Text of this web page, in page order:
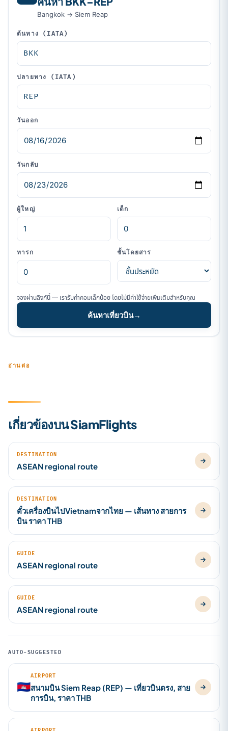
Bangkok → Siem Reap
ต้นทาง (IATA)
ปลายทาง (IATA)
วันออก
วันกลับ
ผู้ใหญ่ เด็ก
ทารก ชั้นโดยสาร
จองผ่านลิงก์นี้ — เรารับค่าคอมเล็กน้อย โดยไม่มีค่าใช้จ่ายเพิ่มเติมสำหรับคุณ
ค้นหาเที่ยวบิน→
อ่านต่อ
เกี่ยวข้องบน SiamFlights
DESTINATION
ASEAN regional route
DESTINATION
ตั๋วเครื่องบินไปVietnamจากไทย — เส้นทาง สายการ
บิน ราคา THB
GUIDE
ASEAN regional route
GUIDE
ASEAN regional route
AUTO-SUGGESTED
🇰🇭
AIRPORT
สนามบิน Siem Reap (REP) — เที่ยวบินตรง, สาย
การบิน, ราคา THB